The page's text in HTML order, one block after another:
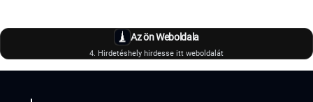
Az ön Weboldala
4. Hirdetéshely hirdesse itt weboldalát